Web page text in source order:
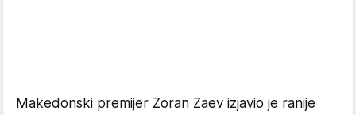
Makedonski premijer Zoran Zaev izjavio je ranije